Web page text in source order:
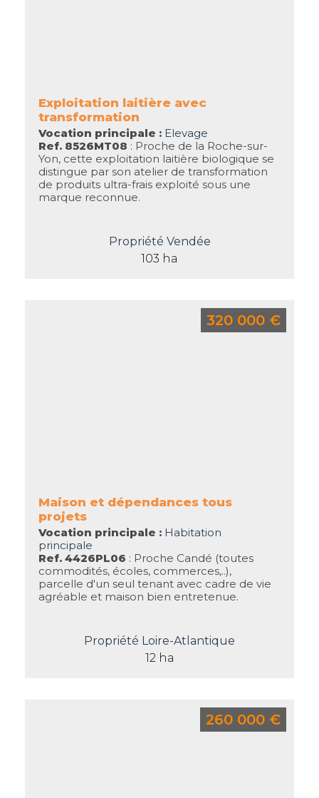
Exploitation laitière avec
transformation
Vocation principale : Elevage
Ref. 8526MT08 : Proche de la Roche-sur-
Yon, cette exploitation laitière biologique se
distingue par son atelier de transformation
de produits ultra-frais exploité sous une
marque reconnue.
Propriété Vendée
103 ha
Maison et dépendances tous
projets
Vocation principale : Habitation
principale
Ref. 4426PL06 : Proche Candé (toutes
commodités, écoles, commerces,..),
parcelle d'un seul tenant avec cadre de vie
agréable et maison bien entretenue.
Propriété Loire-Atlantique
12 ha
320 000 €
260 000 €